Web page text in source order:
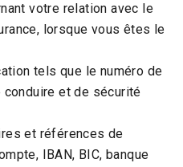
votre relation avec le
lorsque vous êtes le
tels que le numéro de
et de sécurité
et références de
IBAN, BIC, banque